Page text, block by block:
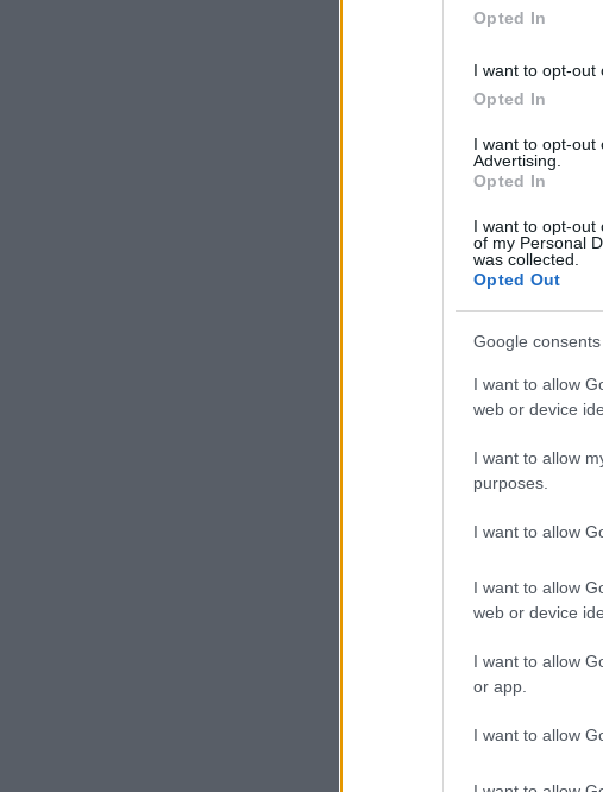
Opted In
I want to opt-out
Opted In
I want to opt-out
Advertising.
Opted In
I want to opt-out
of my Personal
was collected.
Opted Out
Google consents
I want to allow
web or device
I want to allow
purposes.
I want to allow
I want to allow
web or device
I want to allow
or app.
I want to allow